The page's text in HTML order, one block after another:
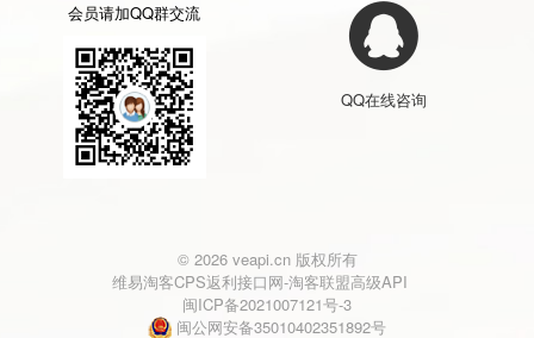
会员请加QQ群交流
QQ在线咨询
© 2026 veapi.cn 版权所有
维易淘客CPS返利接口网-淘客联盟高级API
闽ICP备2021007121号-3
闽公网安备35010402351892号